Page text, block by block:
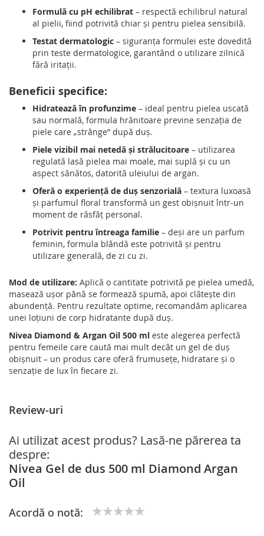
Formulă cu pH echilibrat – respectă echilibrul natural
al pielii, fiind potrivită chiar și pentru pielea sensibilă.
Testat dermatologic – siguranța formulei este dovedită
prin teste dermatologice, garantând o utilizare zilnică
fără iritații.
Beneficii specifice:
Hidratează în profunzime – ideal pentru pielea uscată
sau normală, formula hrănitoare previne senzația de
piele care „strânge” după duș.
Piele vizibil mai netedă și strălucitoare – utilizarea
regulată lasă pielea mai moale, mai suplă și cu un
aspect sănătos, datorită uleiului de argan.
Oferă o experiență de duș senzorială – textura luxoasă
și parfumul floral transformă un gest obișnuit într-un
moment de răsfăț personal.
Potrivit pentru întreaga familie – deși are un parfum
feminin, formula blândă este potrivită și pentru
utilizare generală, de zi cu zi.
Mod de utilizare: Aplică o cantitate potrivită pe pielea umedă,
masează ușor până se formează spumă, apoi clătește din
abundență. Pentru rezultate optime, recomandăm aplicarea
unei loțiuni de corp hidratante după duș.
Nivea Diamond & Argan Oil 500 ml este alegerea perfectă
pentru femeile care caută mai mult decât un gel de duș
obișnuit – un produs care oferă frumusețe, hidratare și o
senzație de lux în fiecare zi.
Review-uri
Ai utilizat acest produs? Lasă-ne părerea ta
despre:
Nivea Gel de dus 500 ml Diamond Argan
Oil
Acordă o notă: